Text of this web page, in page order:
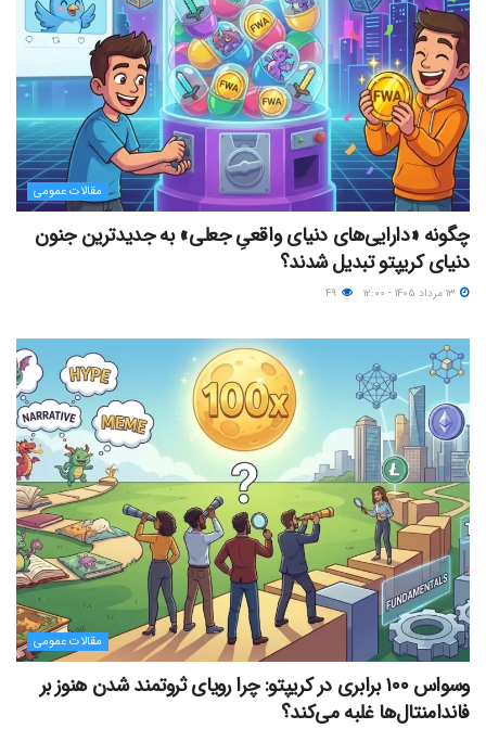
مقالات عمومی
چگونه «دارایی‌های دنیای واقعیِ جعلی» به جدیدترین جنون
دنیای کریپتو تبدیل شدند؟
مقالات عمومی
وسواس ۱۰۰ برابری در کریپتو: چرا رویای ثروتمند شدن هنوز بر
فاندامنتال‌ها غلبه می‌کند؟